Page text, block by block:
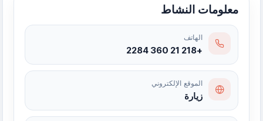
معلومات النشاط
الهاتف
+218 21 360 2284
الموقع الإلكتروني
زيارة